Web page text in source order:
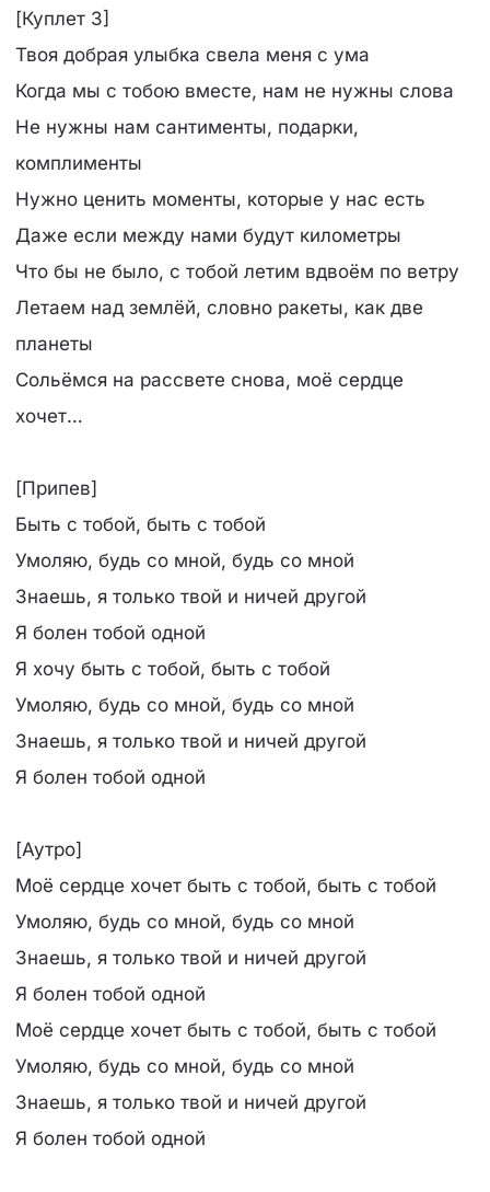
[Куплет 3]
Твоя добрая улыбка свела меня с ума
Когда мы с тобою вместе, нам не нужны слова
Не нужны нам сантименты, подарки,
комплименты
Нужно ценить моменты, которые у нас есть
Даже если между нами будут километры
Что бы не было, с тобой летим вдвоём по ветру
Летаем над землёй, словно ракеты, как две
планеты
Сольёмся на рассвете снова, моё сердце
хочет…
[Припев]
Быть с тобой, быть с тобой
Умоляю, будь со мной, будь со мной
Знаешь, я только твой и ничей другой
Я болен тобой одной
Я хочу быть с тобой, быть с тобой
Умоляю, будь со мной, будь со мной
Знаешь, я только твой и ничей другой
Я болен тобой одной
[Аутро]
Моё сердце хочет быть с тобой, быть с тобой
Умоляю, будь со мной, будь со мной
Знаешь, я только твой и ничей другой
Я болен тобой одной
Моё сердце хочет быть с тобой, быть с тобой
Умоляю, будь со мной, будь со мной
Знаешь, я только твой и ничей другой
Я болен тобой одной